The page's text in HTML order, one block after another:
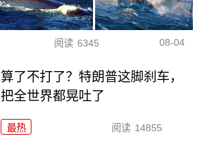
阅读 6345 08-04
算了不打了？特朗普这脚刹车，
把全世界都晃吐了
最热 阅读 14855